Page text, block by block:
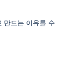
만드는 이유를 수